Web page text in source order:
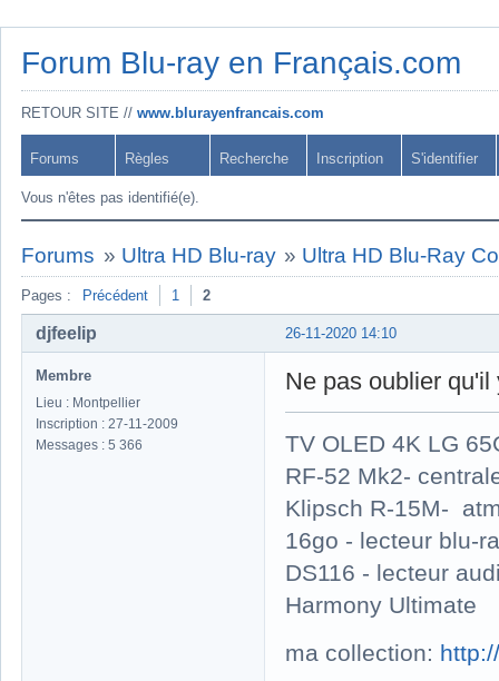
Forum Blu-ray en Français.com
RETOUR SITE // www.blurayenfrancais.com
Forums Règles Recherche Inscription S'identifier
Vous n'êtes pas identifié(e).
Forums » Ultra HD Blu-ray » Ultra HD Blu-Ray
Pages : Précédent 1 2
26-11-2020 14:10
djfeelip
Membre
Lieu : Montpellier
Inscription : 27-11-2009
Messages : 5 366
Ne pas oublier
TV OLED 4K LG
RF-52 Mk2-
Klipsch R-15M-
16go - lecteur blu-
DS116 - lecteur
Harmony Ultimate
ma collection: